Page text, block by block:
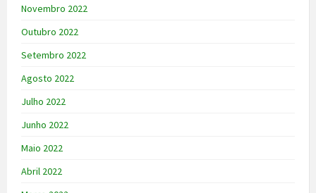
Novembro 2022
Outubro 2022
Setembro 2022
Agosto 2022
Julho 2022
Junho 2022
Maio 2022
Abril 2022